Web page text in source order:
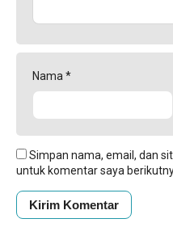
Nama *
Simpan nama, email, dan
untuk komentar saya